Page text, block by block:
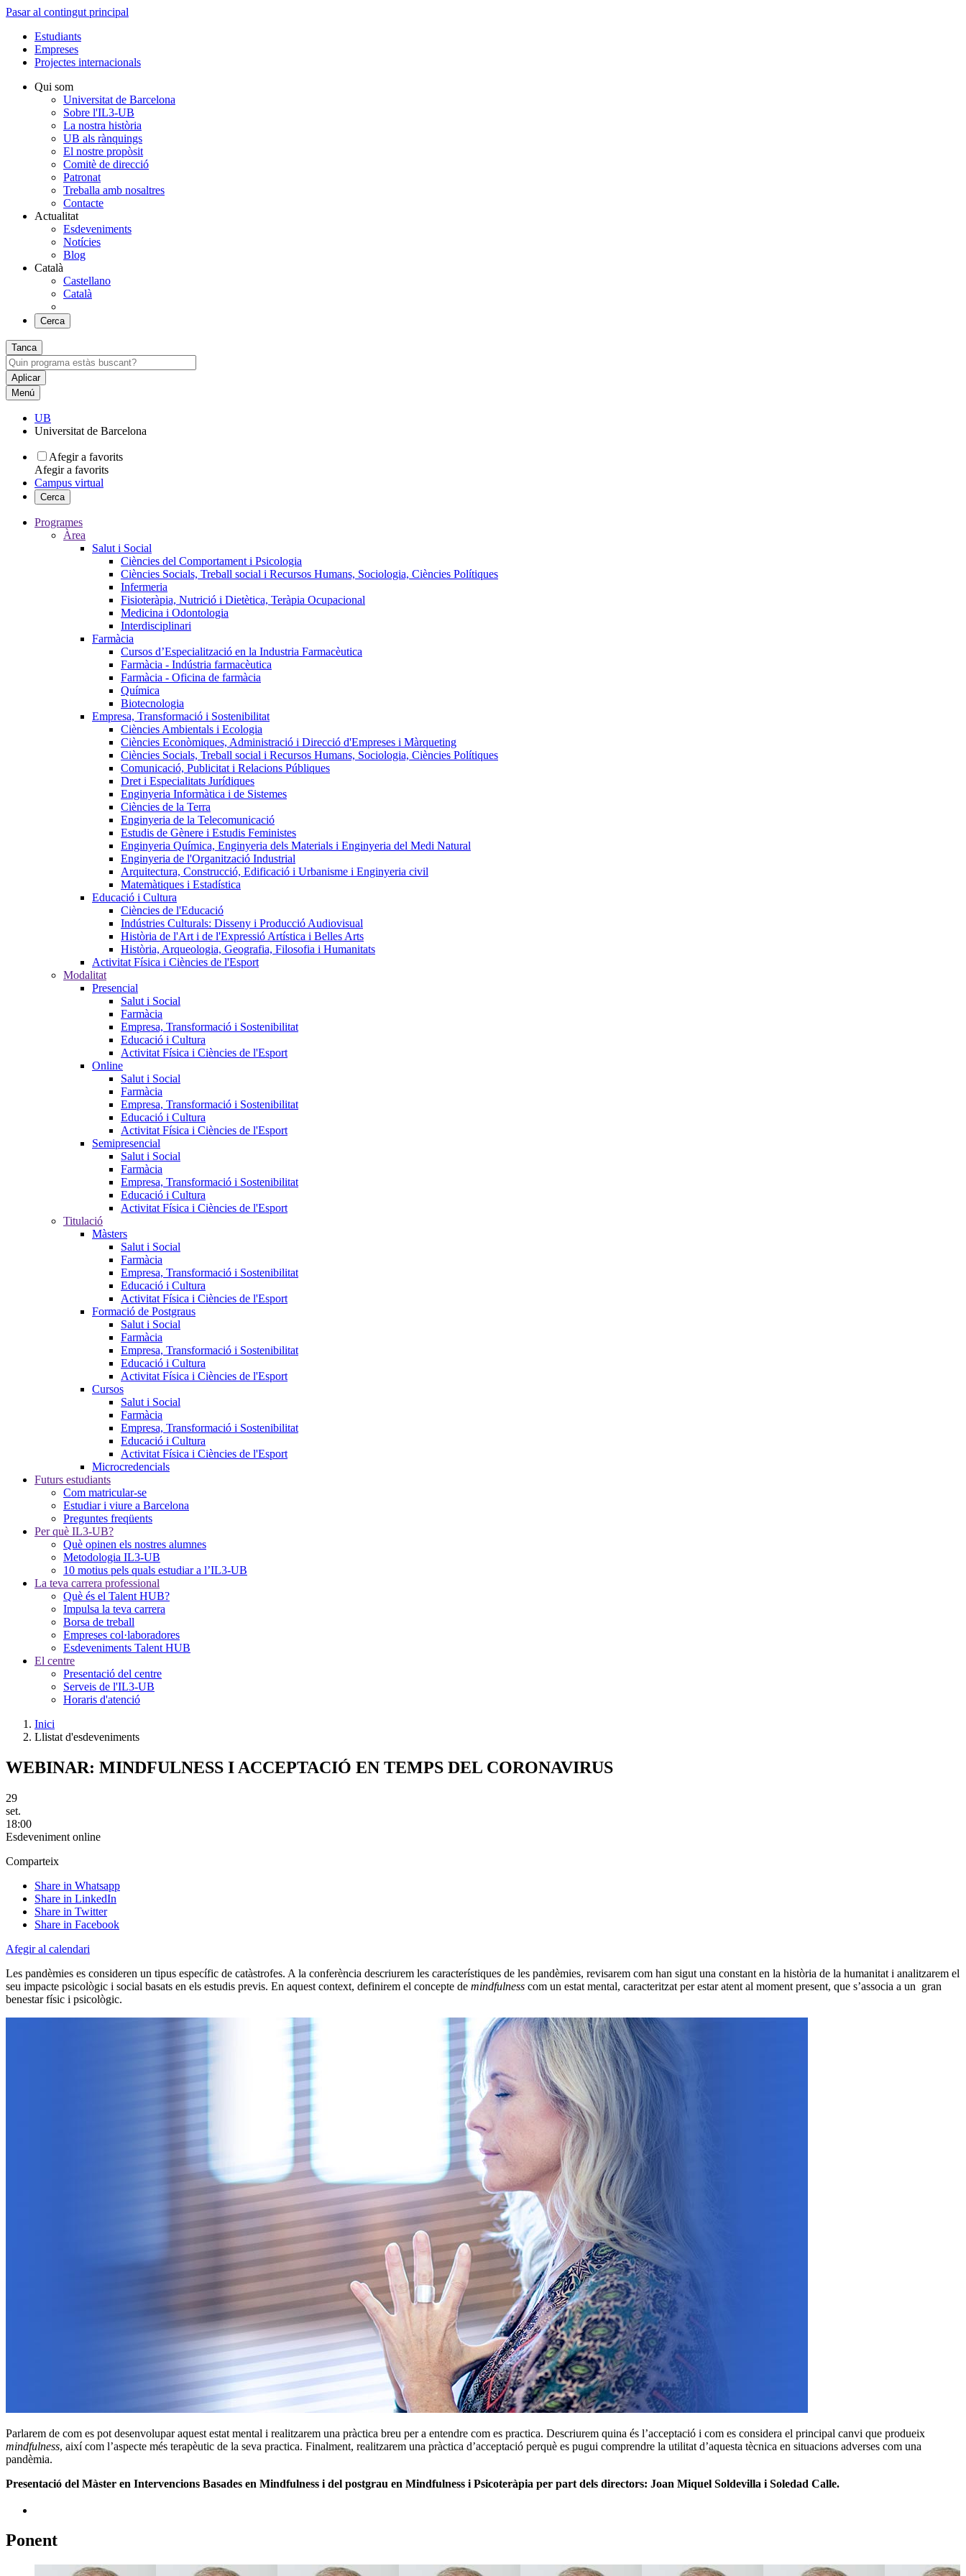
Pasar al contingut principal
Estudiants
Empreses
Projectes internacionals
Qui som
Universitat de Barcelona
Sobre l'IL3-UB
La nostra història
UB als rànquings
El nostre propòsit
Comitè de direcció
Patronat
Treballa amb nosaltres
Contacte
Actualitat
Esdeveniments
Notícies
Blog
Català
Castellano
Català
Cerca
Tanca
Menú
UB
Universitat de Barcelona
Afegir a favorits
Afegir a favorits
Campus virtual
Cerca
Programes
Àrea
Salut i Social
Ciències del Comportament i Psicologia
Ciències Socials, Treball social i Recursos Humans, Sociologia, Ciències Polítiques
Infermeria
Fisioteràpia, Nutrició i Dietètica, Teràpia Ocupacional
Medicina i Odontologia
Interdisciplinari
Farmàcia
Cursos d’Especialització en la Industria Farmacèutica
Farmàcia - Indústria farmacèutica
Farmàcia - Oficina de farmàcia
Química
Biotecnologia
Empresa, Transformació i Sostenibilitat
Ciències Ambientals i Ecologia
Ciències Econòmiques, Administració i Direcció d'Empreses i Màrqueting
Ciències Socials, Treball social i Recursos Humans, Sociologia, Ciències Polítiques
Comunicació, Publicitat i Relacions Públiques
Dret i Especialitats Jurídiques
Enginyeria Informàtica i de Sistemes
Ciències de la Terra
Enginyeria de la Telecomunicació
Estudis de Gènere i Estudis Feministes
Enginyeria Química, Enginyeria dels Materials i Enginyeria del Medi Natural
Enginyeria de l'Organització Industrial
Arquitectura, Construcció, Edificació i Urbanisme i Enginyeria civil
Matemàtiques i Estadística
Educació i Cultura
Ciències de l'Educació
Indústries Culturals: Disseny i Producció Audiovisual
Història de l'Art i de l'Expressió Artística i Belles Arts
Història, Arqueologia, Geografia, Filosofia i Humanitats
Activitat Física i Ciències de l'Esport
Modalitat
Presencial
Salut i Social
Farmàcia
Empresa, Transformació i Sostenibilitat
Educació i Cultura
Activitat Física i Ciències de l'Esport
Online
Salut i Social
Farmàcia
Empresa, Transformació i Sostenibilitat
Educació i Cultura
Activitat Física i Ciències de l'Esport
Semipresencial
Salut i Social
Farmàcia
Empresa, Transformació i Sostenibilitat
Educació i Cultura
Activitat Física i Ciències de l'Esport
Titulació
Màsters
Salut i Social
Farmàcia
Empresa, Transformació i Sostenibilitat
Educació i Cultura
Activitat Física i Ciències de l'Esport
Formació de Postgraus
Salut i Social
Farmàcia
Empresa, Transformació i Sostenibilitat
Educació i Cultura
Activitat Física i Ciències de l'Esport
Cursos
Salut i Social
Farmàcia
Empresa, Transformació i Sostenibilitat
Educació i Cultura
Activitat Física i Ciències de l'Esport
Microcredencials
Futurs estudiants
Com matricular-se
Estudiar i viure a Barcelona
Preguntes freqüents
Per què IL3-UB?
Què opinen els nostres alumnes
Metodologia IL3-UB
10 motius pels quals estudiar a l’IL3-UB
La teva carrera professional
Què és el Talent HUB?
Impulsa la teva carrera
Borsa de treball
Empreses col·laboradores
Esdeveniments Talent HUB
El centre
Presentació del centre
Serveis de l'IL3-UB
Horaris d'atenció
Inici
Llistat d'esdeveniments
WEBINAR: MINDFULNESS I ACCEPTACIÓ EN TEMPS DEL CORONAVIRUS
29
set.
18:00
Esdeveniment online
Comparteix
Share in Whatsapp
Share in LinkedIn
Share in Twitter
Share in Facebook
Afegir al calendari
Les pandèmies es consideren un tipus específic de catàstrofes. A la conferència descriurem les característiques de les pandèmies, revisarem com han sigut una constant en la història de la humanitat i analitzarem el
seu impacte psicològic i social basats en els estudis previs. En aquest context, definirem el concepte de mindfulness com un estat mental, caracteritzat per estar atent al moment present, que s’associa a un gran
benestar físic i psicològic.
Parlarem de com es pot desenvolupar aquest estat mental i realitzarem una pràctica breu per a entendre com es practica. Descriurem quina és l’acceptació i com es considera el principal canvi que produeix
mindfulness, així com l’aspecte més terapèutic de la seva practica. Finalment, realitzarem una pràctica d’acceptació perquè es pugui comprendre la utilitat d’aquesta tècnica en situacions adverses com una
pandèmia.
Presentació del Màster en Intervencions Basades en Mindfulness i del postgrau en Mindfulness i Psicoteràpia per part dels directors: Joan Miquel Soldevilla i Soledad Calle.
Ponent